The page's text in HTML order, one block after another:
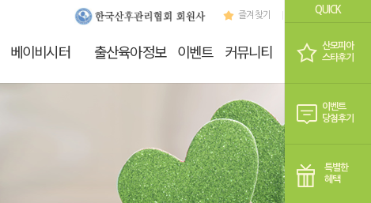
로그인
즐겨찾기
베이비시터 출산육아정보 이벤트 커뮤니티 쇼핑
QUICK
산모피아
스타후기
이벤트
당첨후기
특별한
혜택